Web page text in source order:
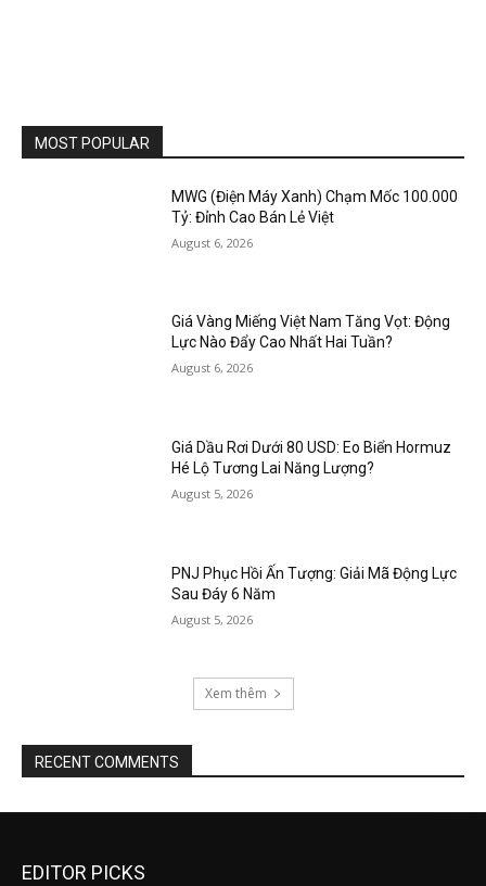
MOST POPULAR
MWG (Điện Máy Xanh) Chạm Mốc 100.000
Tỷ: Đỉnh Cao Bán Lẻ Việt
August 6, 2026
Giá Vàng Miếng Việt Nam Tăng Vọt: Động
Lực Nào Đẩy Cao Nhất Hai Tuần?
August 6, 2026
Giá Dầu Rơi Dưới 80 USD: Eo Biển Hormuz
Hé Lộ Tương Lai Năng Lượng?
August 5, 2026
PNJ Phục Hồi Ấn Tượng: Giải Mã Động Lực
Sau Đáy 6 Năm
August 5, 2026
Xem thêm
RECENT COMMENTS
EDITOR PICKS